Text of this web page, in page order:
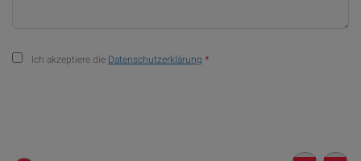
Ich akzeptiere die Datenschutzerklärung *